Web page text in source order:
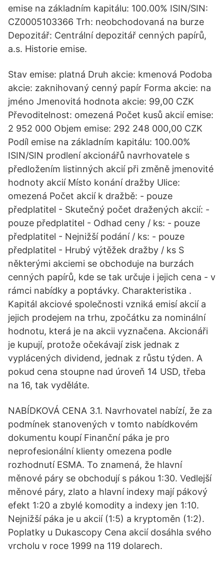
emise na základním kapitálu: 100.00% ISIN/SIN:
CZ0005103366 Trh: neobchodovaná na burze
Depozitář: Centrální depozitář cenných papírů,
a.s. Historie emise.
Stav emise: platná Druh akcie: kmenová Podoba
akcie: zaknihovaný cenný papír Forma akcie: na
jméno Jmenovitá hodnota akcie: 99,00 CZK
Převoditelnost: omezená Počet kusů akcií emise:
2 952 000 Objem emise: 292 248 000,00 CZK
Podíl emise na základním kapitálu: 100.00%
ISIN/SIN prodlení akcionářů navrhovatele s
předložením listinných akcií při změně jmenovité
hodnoty akcií Místo konání dražby Ulice:
omezená Počet akcií k dražbě: - pouze
předplatitel - Skutečný počet dražených akcií: -
pouze předplatitel - Odhad ceny / ks: - pouze
předplatitel - Nejnižší podání / ks: - pouze
předplatitel - Hrubý výtěžek dražby / ks S
některými akciemi se obchoduje na burzách
cenných papírů, kde se tak určuje i jejich cena - v
rámci nabídky a poptávky. Charakteristika .
Kapitál akciové společnosti vzniká emisí akcií a
jejich prodejem na trhu, zpočátku za nominální
hodnotu, která je na akcii vyznačena. Akcionáři
je kupují, protože očekávají zisk jednak z
vyplácených dividend, jednak z růstu týden. A
pokud cena stoupne nad úroveň 14 USD, třeba
na 16, tak vyděláte.
NABÍDKOVÁ CENA 3.1. Navrhovatel nabízí, že za
podmínek stanovených v tomto nabídkovém
dokumentu koupí Finanční páka je pro
neprofesionální klienty omezena podle
rozhodnutí ESMA. To znamená, že hlavní
měnové páry se obchodují s pákou 1:30. Vedlejší
měnové páry, zlato a hlavní indexy mají pákový
efekt 1:20 a zbylé komodity a indexy jen 1:10.
Nejnižší páka je u akcií (1:5) a kryptoměn (1:2).
Poplatky u Dukascopy Cena akcií dosáhla svého
vrcholu v roce 1999 na 119 dolarech.